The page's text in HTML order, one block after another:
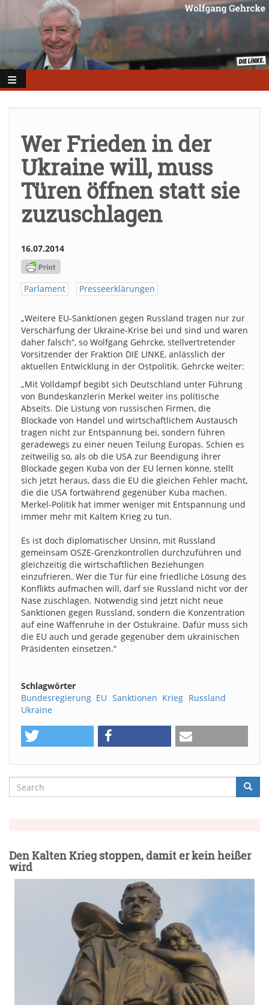
Inhalt
Wer Frieden in der
Ukraine will, muss
Türen öffnen statt sie
zuzuschlagen
16.07.2014
Parlament Presseerklärungen
„Weitere EU-Sanktionen gegen Russland tragen nur zur
Verschärfung der Ukraine-Krise bei und sind und waren
daher falsch“, so Wolfgang Gehrcke, stellvertretender
Vorsitzender der Fraktion DIE LINKE, anlässlich der
aktuellen Entwicklung in der Ostpolitik. Gehrcke weiter:
„Mit Volldampf begibt sich Deutschland unter Führung
von Bundeskanzlerin Merkel weiter ins politische
Abseits. Die Listung von russischen Firmen, die
Blockade von Handel und wirtschaftlichem Austausch
tragen nicht zur Entspannung bei, sondern führen
geradewegs zu einer neuen Teilung Europas. Schien es
zeitweilig so, als ob die USA zur Beendigung ihrer
Blockade gegen Kuba von der EU lernen könne, stellt
sich jetzt heraus, dass die EU die gleichen Fehler macht,
die die USA fortwährend gegenüber Kuba machen.
Merkel-Politik hat immer weniger mit Entspannung und
immer mehr mit Kaltem Krieg zu tun.
Es ist doch diplomatischer Unsinn, mit Russland
gemeinsam OSZE-Grenzkontrollen durchzuführen und
gleichzeitig die wirtschaftlichen Beziehungen
einzufrieren. Wer die Tür für eine friedliche Lösung des
Konflikts aufmachen will, darf sie Russland nicht vor der
Nase zuschlagen. Notwendig sind jetzt nicht neue
Sanktionen gegen Russland, sondern die Konzentration
auf eine Waffenruhe in der Ostukraine. Dafür muss sich
die EU auch und gerade gegenüber dem ukrainischen
Präsidenten einsetzen.“
Schlagwörter
Bundesregierung EU Sanktionen Krieg Russland
Ukraine
Suche
Search
Den Kalten Krieg stoppen, damit er kein heißer
wird